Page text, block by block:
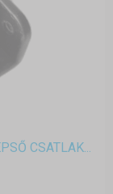
CSATLAK...